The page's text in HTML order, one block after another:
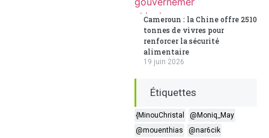
Cameroun : la Chine offre 2510
tonnes de vivres pour
renforcer la sécurité
alimentaire
19 juin 2026
Étiquettes
{MinouChristal
@Moniq_May
@mouenthias
@nar6cik